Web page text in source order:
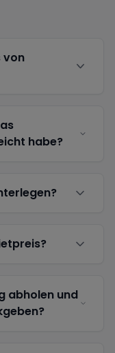
von
habe?
abholen und